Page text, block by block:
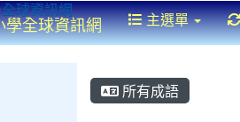
學全球資訊網 主選單
所有成語